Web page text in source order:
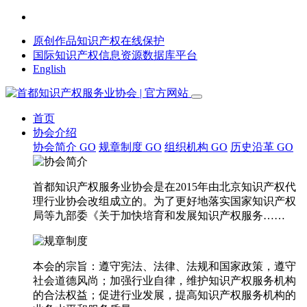
原创作品知识产权在线保护
国际知识产权信息资源数据库平台
English
首页
协会介绍
协会简介 GO 规章制度 GO 组织机构 GO 历史沿革 GO
首都知识产权服务业协会是在2015年由北京知识产权代
理行业协会改组成立的。为了更好地落实国家知识产权
局等九部委《关于加快培育和发展知识产权服务……
本会的宗旨：遵守宪法、法律、法规和国家政策，遵守
社会道德风尚；加强行业自律，维护知识产权服务机构
的合法权益；促进行业发展，提高知识产权服务机构的